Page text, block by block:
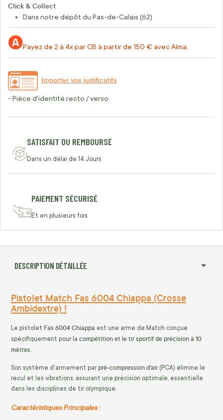
Click & Collect
Dans notre dépôt du Pas-de-Calais (62)
Payez de 2 à 4x par CB à partir de 150 € avec Alma.
Importer vos justificatifs
- Pièce d'identité recto / verso
SATISFAIT OU REMBOURSÉ
Dans un délai de 14 Jours
PAIEMENT SÉCURISÉ
Et en plusieurs fois
DESCRIPTION DÉTAILLÉE
Pistolet Match Fas 6004 Chiappa (Crosse
Ambidextre) !
Le pistolet Fas 6004 Chiappa est une arme de Match conçue
spécifiquement pour la compétition et le tir sportif de précision à 10
mètres.
Son système d'armement par pré-compression d'air (PCA) élimine le
recul et les vibrations, assurant une précision optimale, essentielle
dans les disciplines de tir olympique.
Caractéristiques Principales :